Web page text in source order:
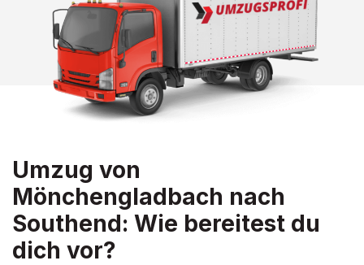
Umzug von
Mönchengladbach nach
Southend: Wie bereitest du
dich vor?